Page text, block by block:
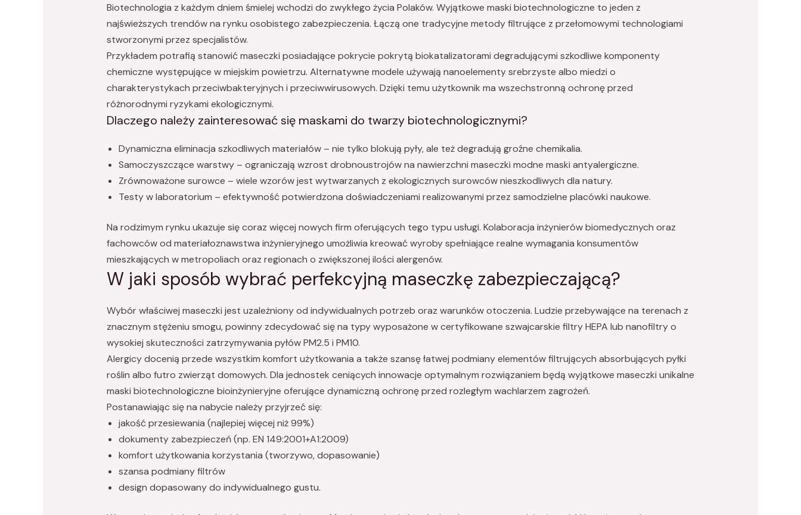
Biotechnologia z każdym dniem śmielej wchodzi do zwykłego życia Polaków. Wyjątkowe maski biotechnologiczne to jeden z
najświeższych trendów na rynku osobistego zabezpieczenia. Łączą one tradycyjne metody filtrujące z przełomowymi technologiami
stworzonymi przez specjalistów.
Przykładem potrafią stanowić maseczki posiadające pokrycie pokrytą biokatalizatorami degradującymi szkodliwe komponenty
chemiczne występujące w miejskim powietrzu. Alternatywne modele używają nanoelementy srebrzyste albo miedzi o
charakterystykach przeciwbakteryjnych i przeciwwirusowych. Dzięki temu użytkownik ma wszechstronną ochronę przed
różnorodnymi ryzykami ekologicznymi.
Dlaczego należy zainteresować się maskami do twarzy biotechnologicznymi?
Dynamiczna eliminacja szkodliwych materiałów – nie tylko blokują pyły, ale też degradują groźne chemikalia.
Samoczyszczące warstwy – ograniczają wzrost drobnoustrojów na nawierzchni maseczki modne maski antyalergiczne.
Zrównoważone surowce – wiele wzorów jest wytwarzanych z ekologicznych surowców nieszkodliwych dla natury.
Testy w laboratorium – efektywność potwierdzona doświadczeniami realizowanymi przez samodzielne placówki naukowe.
Na rodzimym rynku ukazuje się coraz więcej nowych firm oferujących tego typu usługi. Kolaboracja inżynierów biomedycznych oraz
fachowców od materiałoznawstwa inżynieryjnego umożliwia kreować wyroby spełniające realne wymagania konsumentów
mieszkających w metropoliach oraz regionach o zwiększonej ilości alergenów.
W jaki sposób wybrać perfekcyjną maseczkę zabezpieczającą?
Wybór właściwej maseczki jest uzależniony od indywidualnych potrzeb oraz warunków otoczenia. Ludzie przebywające na terenach z
znacznym stężeniu smogu, powinny zdecydować się na typy wyposażone w certyfikowane szwajcarskie filtry HEPA lub nanofiltry o
wysokiej skuteczności zatrzymywania pyłów PM2.5 i PM10.
Alergicy docenią przede wszystkim komfort użytkowania a także szansę łatwej podmiany elementów filtrujących absorbujących pyłki
roślin albo futro zwierząt domowych. Dla jednostek ceniących innowacje optymalnym rozwiązaniem będą wyjątkowe maseczki unikalne
maski biotechnologiczne bioinżynieryjne oferujące dynamiczną ochronę przed rozległym wachlarzem zagrożeń.
Postanawiając się na nabycie należy przyjrzeć się:
jakość przesiewania (najlepiej więcej niż 99%)
dokumenty zabezpieczeń (np. EN 149:2001+A1:2009)
komfort użytkowania korzystania (tworzywo, dopasowanie)
szansa podmiany filtrów
design dopasowany do indywidualnego gustu.